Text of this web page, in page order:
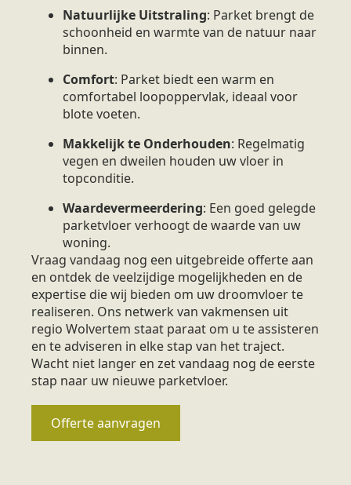
Natuurlijke Uitstraling: Parket brengt de
schoonheid en warmte van de natuur naar
binnen.
Comfort: Parket biedt een warm en
comfortabel loopoppervlak, ideaal voor
blote voeten.
Makkelijk te Onderhouden: Regelmatig
vegen en dweilen houden uw vloer in
topconditie.
Waardevermeerdering: Een goed gelegde
parketvloer verhoogt de waarde van uw
woning.
Vraag vandaag nog een uitgebreide offerte aan
en ontdek de veelzijdige mogelijkheden en de
expertise die wij bieden om uw droomvloer te
realiseren. Ons netwerk van vakmensen uit
regio Wolvertem staat paraat om u te assisteren
en te adviseren in elke stap van het traject.
Wacht niet langer en zet vandaag nog de eerste
stap naar uw nieuwe parketvloer.
Offerte aanvragen